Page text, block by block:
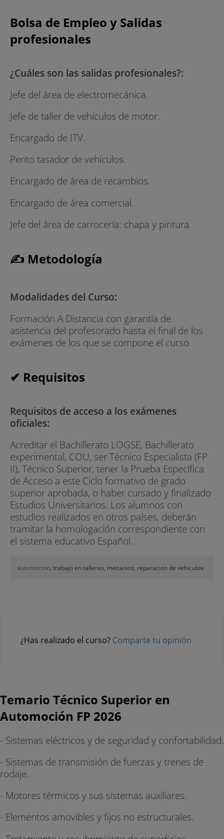
Bolsa de Empleo y Salidas
profesionales
¿Cuáles son las salidas profesionales?:
Jefe del área de electromecánica.
Jefe de taller de vehículos de motor.
Encargado de ITV.
Perito tasador de vehículos.
Encargado de área de recambios.
Encargado de área comercial.
Jefe del área de carrocería: chapa y pintura.
✍ Metodología
Modalidades del Curso:
Formación A Distancia con garantía de
asistencia del profesorado hasta el final de los
exámenes de los que se compone el curso
✔ Requisitos
Requisitos de acceso a los exámenes
oficiales:
Acreditar el Bachillerato LOGSE, Bachillerato
experimental, COU, ser Técnico Especialista (FP
II), Técnico Superior, tener la Prueba Específica
de Acceso a este Ciclo formativo de grado
superior aprobada, o haber cursado y finalizado
Estudios Universitarios. Los alumnos con
estudios realizados en otros países, deberán
tramitar la homologación correspondiente con
el sistema educativo Español.
automocion, trabajo en talleres, mecanico, reparacion de vehiculos
¿Has realizado el curso? Comparte tu opinión
Temario Técnico Superior en
Automoción FP 2026
- Sistemas eléctricos y de seguridad y confortabilidad.
- Sistemas de transmisión de fuerzas y trenes de
rodaje.
- Motores térmicos y sus sistemas auxiliares.
- Elementos amovibles y fijos no estructurales.